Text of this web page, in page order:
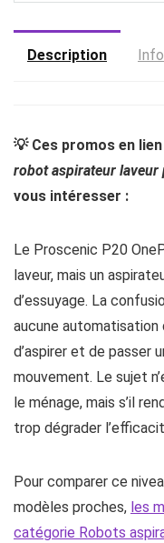
Description
💡 Ces promos en
robot aspirateur laveur
vous intéresser :
Le Proscenic P20
laveur, mais un
d’essuyage. La
aucune automatisation
d’aspirer et de passer
mouvement. Le sujet
le ménage, mais s’il
trop dégrader
Pour comparer ce
modèles proches, les
catégorie Robots